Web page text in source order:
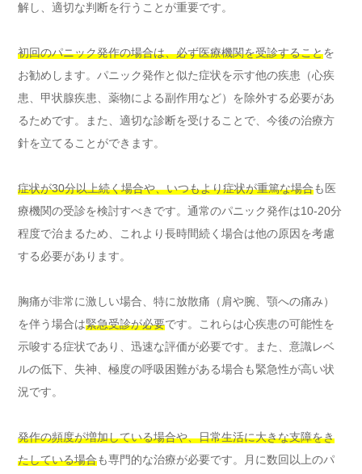
解し、適切な判断を行うことが重要です。
初回のパニック発作の場合は、必ず医療機関を受診することを
お勧めします。パニック発作と似た症状を示す他の疾患（心疾
患、甲状腺疾患、薬物による副作用など）を除外する必要があ
るためです。また、適切な診断を受けることで、今後の治療方
針を立てることができます。
症状が30分以上続く場合や、いつもより症状が重篤な場合も医
療機関の受診を検討すべきです。通常のパニック発作は10-20分
程度で治まるため、これより長時間続く場合は他の原因を考慮
する必要があります。
胸痛が非常に激しい場合、特に放散痛（肩や腕、顎への痛み）
を伴う場合は緊急受診が必要です。これらは心疾患の可能性を
示唆する症状であり、迅速な評価が必要です。また、意識レベ
ルの低下、失神、極度の呼吸困難がある場合も緊急性が高い状
況です。
発作の頻度が増加している場合や、日常生活に大きな支障をき
たしている場合も専門的な治療が必要です。月に数回以上のパ